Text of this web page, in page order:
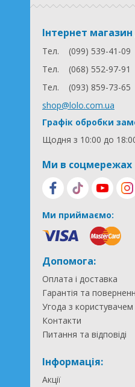
Інтернет
Тел.
(099) 539-41-09
Тел.
(068) 552-97-91
Тел.
(093) 859-73-65
shop@lolo.com.ua
Графік обробки
Щодня з 10:00 до
Ми в соцмережах
Ми приймаємо:
Допомога:
Оплата і доставка
Гарантія та
Угода з користувачем
Контакти
Питання та відповіді
Інформація:
Акції